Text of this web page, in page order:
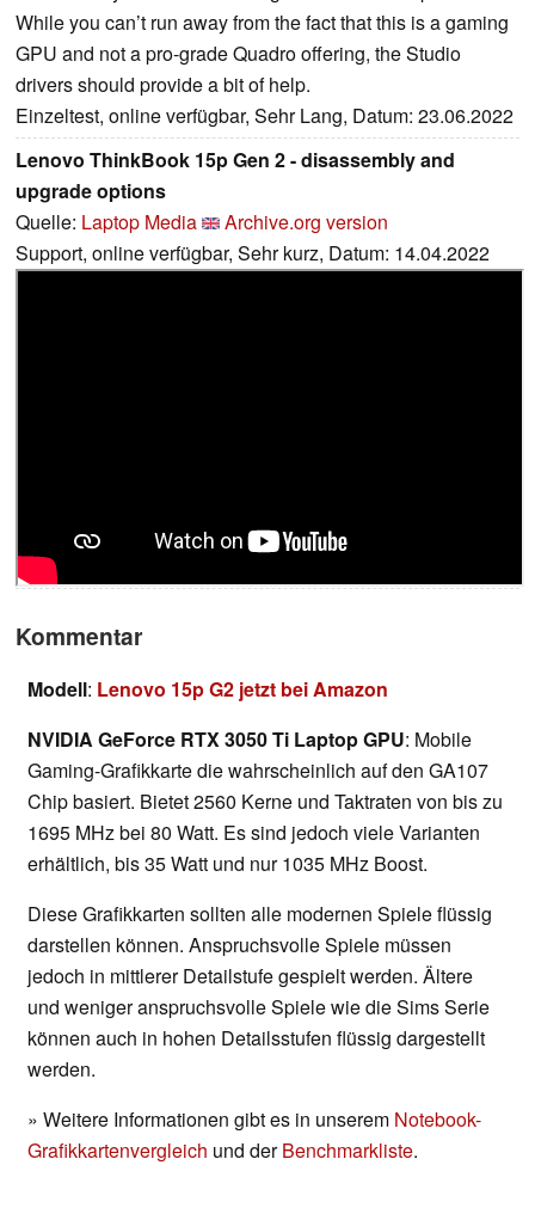
While you can’t run away from the fact that this is a gaming
GPU and not a pro-grade Quadro offering, the Studio
drivers should provide a bit of help.
Einzeltest, online verfügbar, Sehr Lang, Datum: 23.06.2022
Lenovo ThinkBook 15p Gen 2 - disassembly and
upgrade options
Quelle: Laptop Media
Archive.org version
Support, online verfügbar, Sehr kurz, Datum: 14.04.2022
Kommentar
Modell: Lenovo 15p G2 jetzt bei Amazon
NVIDIA GeForce RTX 3050 Ti Laptop GPU: Mobile
Gaming-Grafikkarte die wahrscheinlich auf den GA107
Chip basiert. Bietet 2560 Kerne und Taktraten von bis zu
1695 MHz bei 80 Watt. Es sind jedoch viele Varianten
erhältlich, bis 35 Watt und nur 1035 MHz Boost.
Diese Grafikkarten sollten alle modernen Spiele flüssig
darstellen können. Anspruchsvolle Spiele müssen
jedoch in mittlerer Detailstufe gespielt werden. Ältere
und weniger anspruchsvolle Spiele wie die Sims Serie
können auch in hohen Detailsstufen flüssig dargestellt
werden.
» Weitere Informationen gibt es in unserem Notebook-
Grafikkartenvergleich und derBenchmarkliste.